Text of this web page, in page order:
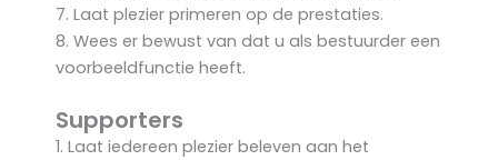
7. Laat plezier primeren op de prestaties.
8. Wees er bewust van dat u als bestuurder een
voorbeeldfunctie heeft.
Supporters
1. Laat iedereen plezier beleven aan het